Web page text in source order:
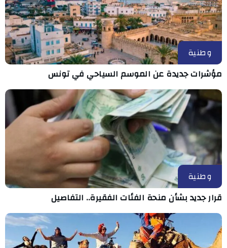
وطنية
مؤشرات جديدة عن الموسم السياحي في تونس
وطنية
قرار جديد بشأن منحة الفئات الفقيرة.. التفاصيل